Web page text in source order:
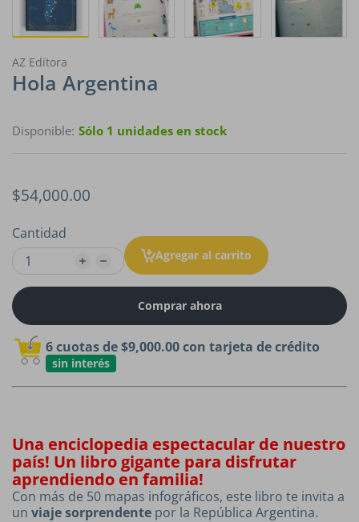
AZ Editora
Hola Argentina
Disponible: Sólo 1 unidades en stock
$54,000.00
Cantidad
Agregar al carrito
Comprar ahora
6 cuotas de$9,000.00con tarjeta de crédito
sin interés
Una enciclopedia espectacular de nuestro
país! Un libro gigante para disfrutar
aprendiendo en familia!
Con más de 50 mapas infográficos, este libro te invita a
un viaje sorprendente por la República Argentina.